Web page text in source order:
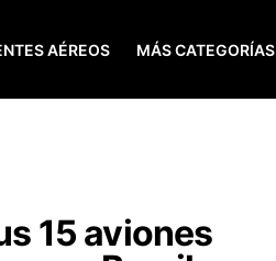
AÉREOS MÁS CATEGORÍAS
15 aviones